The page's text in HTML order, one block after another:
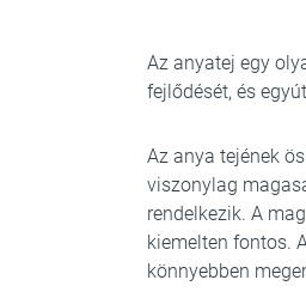
Az anyatej egy
fejlődését, és
Az anya tejének
viszonylag
rendelkezik. A
kiemelten fontos.
könnyebben